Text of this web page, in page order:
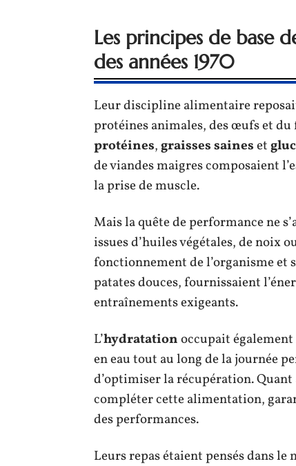
Les principes de base
des années 1970
Leur discipline alimentaire
protéines animales, des œufs et
protéines,graisses saineset
de viandes maigres composaient
la prise de muscle.
Mais la quête de performance ne
issues d’huiles végétales, de noix
fonctionnement de l’organisme et
patates douces, fournissaient
entraînements exigeants.
L’hydratationoccupait également
en eau tout au long de la journée
d’optimiser la récupération. Quant
compléter cette alimentation,
des performances.
Leurs repas étaient pensés dans